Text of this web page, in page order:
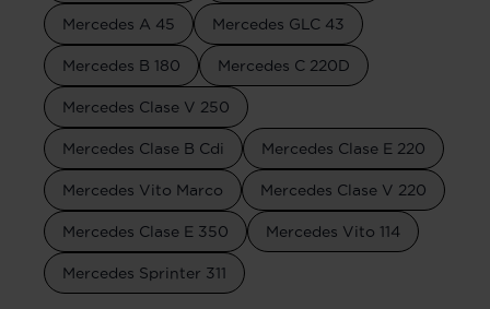
Mercedes A 45 Mercedes GLC 43
Mercedes B 180 Mercedes C 220D
Mercedes Clase V 250
Mercedes Clase B Cdi Mercedes Clase E 220
Mercedes Vito Marco Mercedes Clase V 220
Mercedes Clase E 350 Mercedes Vito 114
Mercedes Sprinter 311